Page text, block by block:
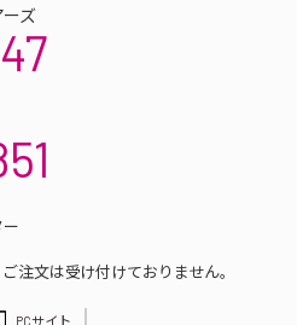
ズ
注文は受け付けておりません。
PCサイト